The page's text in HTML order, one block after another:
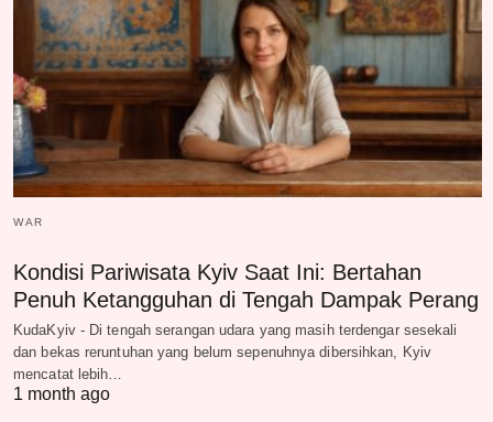
WAR
Kondisi Pariwisata Kyiv Saat Ini: Bertahan
Penuh Ketangguhan di Tengah Dampak Perang
KudaKyiv - Di tengah serangan udara yang masih terdengar sesekali
dan bekas reruntuhan yang belum sepenuhnya dibersihkan, Kyiv
mencatat lebih…
1 month ago